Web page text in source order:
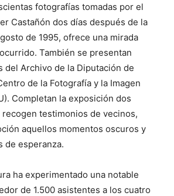
fotografías tomadas por el
Castañón dos días después de la
de 1995, ofrece una mirada
También se presentan
del Archivo de la Diputación de
de la Fotografía y la Imagen
Completan la exposición dos
testimonios de vecinos,
aquellos momentos oscuros y
de esperanza.
ha experimentado una notable
de 1.500 asistentes a los cuatro